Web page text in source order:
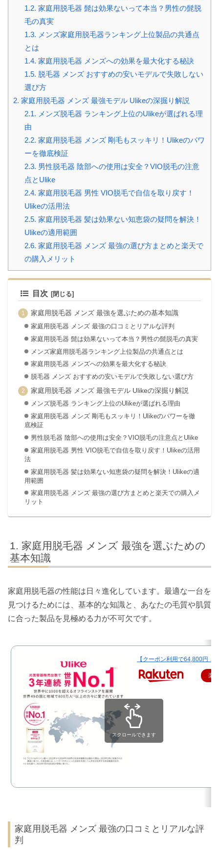
1.2. 家庭用脱毛器 髭は効果ないって本当？男性の髭脱
毛の真実
1.3. メンズ家庭用脱毛器ランキング上位製品の共通点
とは
1.4. 家庭用脱毛器 メンズへの効果を最大化する秘訣
1.5. 脱毛器 メンズ おすすめの安いモデルで失敗しない
選び方
2. 家庭用脱毛器 メンズ 最強モデル Ulikeの深掘り解説
2.1. メンズ脱毛器 ランキング上位のUlikeが選ばれる理
由
2.2. 家庭用脱毛器 メンズ 剛毛もスッキリ！Ulikeのパワ
ーを徹底検証
2.3. 男性脱毛器 陰部への使用は安全？VIO脱毛の注意
点とUlike
2.4. 家庭用脱毛器 男性 VIO脱毛で自信を取り戻す！
Ulikeの活用法
2.5. 家庭用脱毛器 髪は効果ない知恵袋の疑問を解決！
Ulikeの適用範囲
2.6. 家庭用脱毛器 メンズ 最強の選び方まとめと楽天で
の購入メリット
目次
家庭用脱毛器 メンズ 最強を選ぶための基本知識
家庭用脱毛器 メンズ 最強の口コミとリアルな評判
家庭用脱毛器 髭は効果ないって本当？男性の髭脱毛の真実
メンズ家庭用脱毛器ランキング上位製品の共通点とは
家庭用脱毛器 メンズへの効果を最大化する秘訣
脱毛器 メンズ おすすめの安いモデルで失敗しない選び方
家庭用脱毛器 メンズ 最強モデル Ulikeの深掘り解説
メンズ脱毛器 ランキング上位のUlikeが選ばれる理由
家庭用脱毛器 メンズ 剛毛もスッキリ！Ulikeのパワーを徹
底検証
男性脱毛器 陰部への使用は安全？VIO脱毛の注意点とUlike
家庭用脱毛器 男性 VIO脱毛で自信を取り戻す！Ulikeの活用
法
家庭用脱毛器 髪は効果ない知恵袋の疑問を解決！Ulikeの適
用範囲
家庭用脱毛器 メンズ 最強の選び方まとめと楽天での購入メ
リット
家庭用脱毛器 メンズ 最強を選ぶための
基本知識
家庭用脱毛器の性能は日々進化しています。最適な一台を
見つけるためには、基本的な知識と、あなたの毛質や肌質
に合った製品を見極める力が不可欠です。
【クーポン利用で64,800円 →
楽
スクロールできます
家庭用脱毛器 メンズ 最強の口コミとリアルな評
判